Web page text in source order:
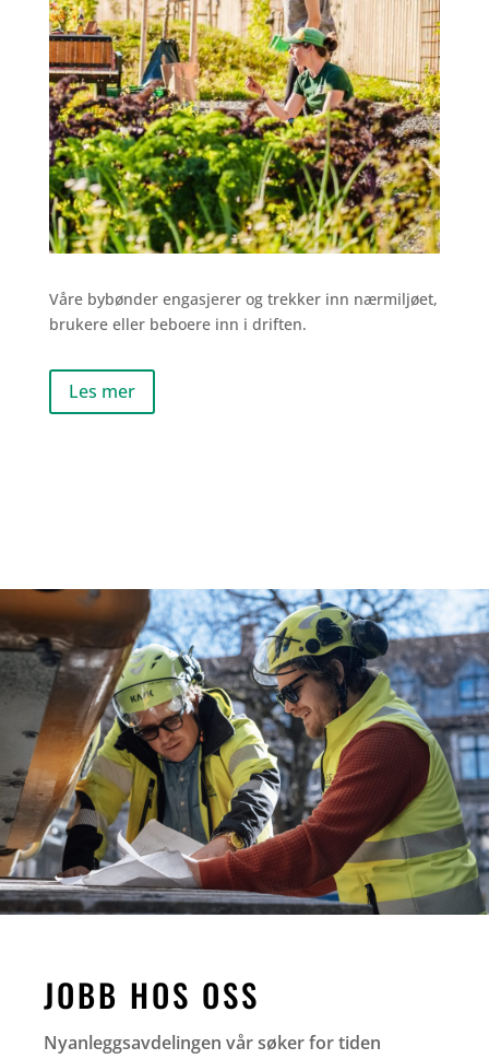
Våre bybønder engasjerer og trekker inn nærmiljøet,
brukere eller beboere inn i driften.
Les mer
JOBB HOS OSS
Nyanleggsavdelingen vår søker for tiden